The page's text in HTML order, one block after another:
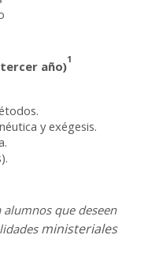
año)1
y exégesis.
alumnos que deseen
ministeriales